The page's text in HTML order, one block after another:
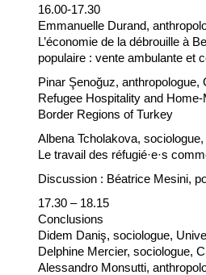
16.00-17.30
Emmanuelle Durand,
L’économie de la débrouille à
populaire : vente ambulante et
Pinar Şenoğuz,
Refugee Hospitality and
Border Regions of Turkey
Albena Tcholakova,
Le travail des réfugié·e·s
Discussion : Béatrice Mesini,
17.30 – 18.15
Conclusions
Didem Daniş, sociologue,
Delphine Mercier, sociologue,
Alessandro Monsutti,